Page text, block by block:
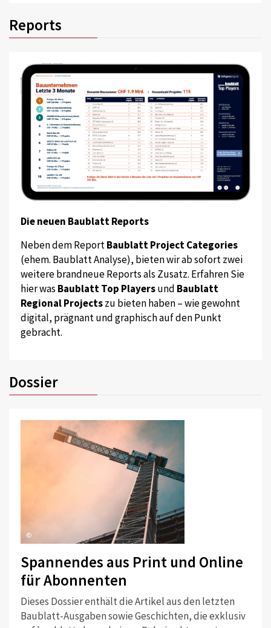
Reports
Die neuen Baublatt Reports
Neben dem ReportBaublatt Project Categories
(ehem. Baublatt Analyse), bieten wir ab sofort zwei
weitere brandneue Reports als Zusatz. Erfahren Sie
hier was Baublatt Top Playersund Baublatt
Regional Projectszu bieten haben – wie gewohnt
digital, prägnant und graphisch auf den Punkt
gebracht.
Dossier
©
Spannendes aus Print und Online
für Abonnenten
Dieses Dossier enthält die Artikel aus den letzten
Baublatt-Ausgaben sowie Geschichten, die exklusiv